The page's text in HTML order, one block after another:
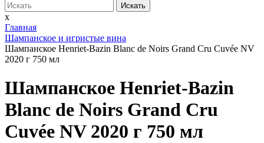
Искать
x
Главная
Шампанское и игристые вина
Шампанское Henriet-Bazin Blanc de Noirs Grand Cru Cuvée NV
2020 г 750 мл
Шампанское Henriet-Bazin
Blanc de Noirs Grand Cru
Cuvée NV 2020 г 750 мл